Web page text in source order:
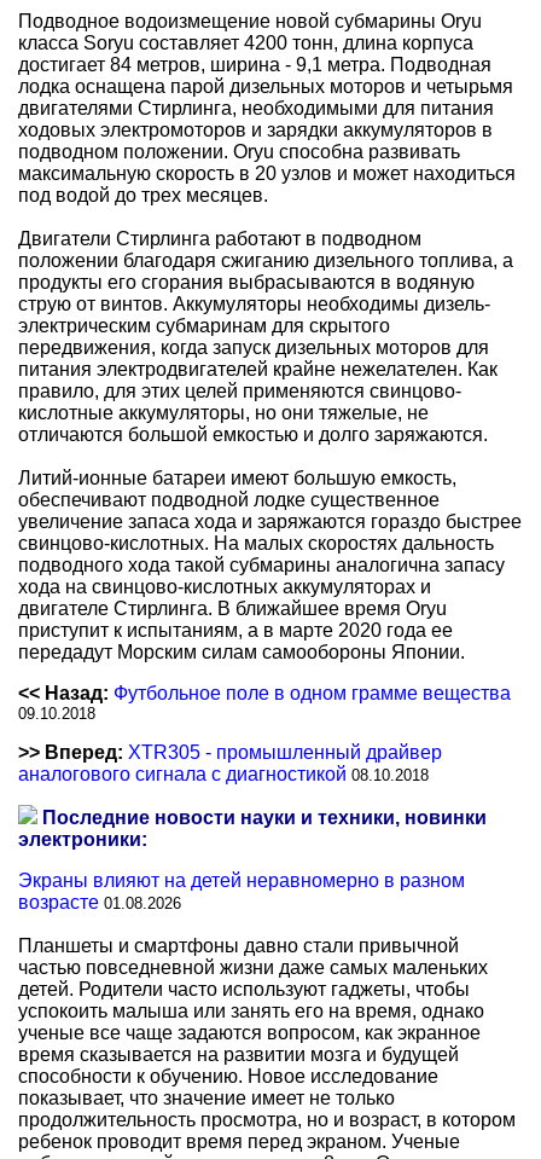
Подводное водоизмещение новой субмарины Oryu
класса Soryu составляет 4200 тонн, длина корпуса
достигает 84 метров, ширина - 9,1 метра. Подводная
лодка оснащена парой дизельных моторов и четырьмя
двигателями Стирлинга, необходимыми для питания
ходовых электромоторов и зарядки аккумуляторов в
подводном положении. Oryu способна развивать
максимальную скорость в 20 узлов и может находиться
под водой до трех месяцев.
Двигатели Стирлинга работают в подводном
положении благодаря сжиганию дизельного топлива, а
продукты его сгорания выбрасываются в водяную
струю от винтов. Аккумуляторы необходимы дизель-
электрическим субмаринам для скрытого
передвижения, когда запуск дизельных моторов для
питания электродвигателей крайне нежелателен. Как
правило, для этих целей применяются свинцово-
кислотные аккумуляторы, но они тяжелые, не
отличаются большой емкостью и долго заряжаются.
Литий-ионные батареи имеют большую емкость,
обеспечивают подводной лодке существенное
увеличение запаса хода и заряжаются гораздо быстрее
свинцово-кислотных. На малых скоростях дальность
подводного хода такой субмарины аналогична запасу
хода на свинцово-кислотных аккумуляторах и
двигателе Стирлинга. В ближайшее время Oryu
приступит к испытаниям, а в марте 2020 года ее
передадут Морским силам самообороны Японии.
<< Назад: Футбольное поле в одном грамме вещества
09.10.2018
>> Вперед: XTR305 - промышленный драйвер
аналогового сигнала с диагностикой 08.10.2018
Последние новости науки и техники, новинки
электроники:
Экраны влияют на детей неравномерно в разном
возрасте 01.08.2026
Планшеты и смартфоны давно стали привычной
частью повседневной жизни даже самых маленьких
детей. Родители часто используют гаджеты, чтобы
успокоить малыша или занять его на время, однако
ученые все чаще задаются вопросом, как экранное
время сказывается на развитии мозга и будущей
способности к обучению. Новое исследование
показывает, что значение имеет не только
продолжительность просмотра, но и возраст, в котором
ребенок проводит время перед экраном. Ученые